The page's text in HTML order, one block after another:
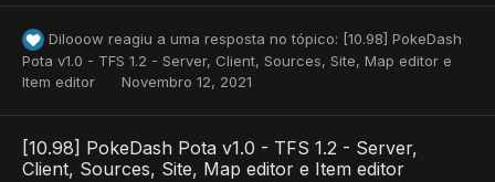
Dilooow reagiu a uma resposta no tópico: [10.98] PokeDash
Pota v1.0 - TFS 1.2 - Server, Client, Sources, Site, Map editor e
Item editor
Novembro 12, 2021
[10.98] PokeDash Pota v1.0 - TFS 1.2 - Server,
Client, Sources, Site, Map editor e Item editor